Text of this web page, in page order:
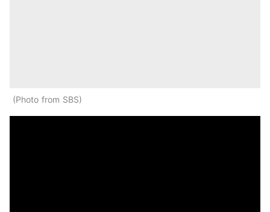
Photo from SBS